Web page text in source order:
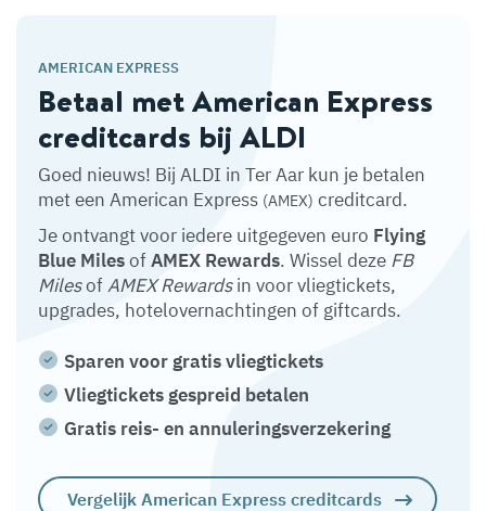
AMERICAN EXPRESS
Betaal met American Express
creditcards bij ALDI
Goed nieuws! Bij ALDI in Ter Aar kun je betalen
met een American Express (AMEX) creditcard.
Je ontvangt voor iedere uitgegeven euro Flying
Blue MilesofAMEX Rewards. Wissel deze FB
MilesofAMEX Rewardsin voor vliegtickets,
upgrades, hotelovernachtingen of giftcards.
Sparen voor gratis vliegtickets
Vliegtickets gespreid betalen
Gratis reis- en annuleringsverzekering
Vergelijk American Express creditcards